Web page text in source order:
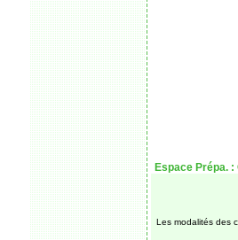
Espace Prépa. :
Les modalités des